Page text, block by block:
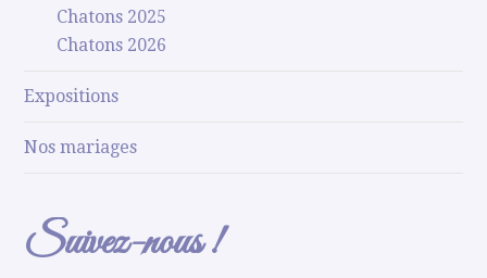
Chatons 2025
Chatons 2026
Expositions
Nos mariages
Suivez-nous !